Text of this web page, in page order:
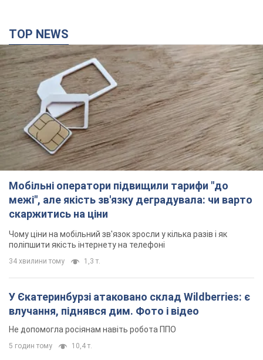
Мобільні оператори підвищили тарифи "до
межі", але якість зв'язку деградувала: чи варто
скаржитись на ціни
Чому ціни на мобільний зв'язок зросли у кілька разів і як
поліпшити якість інтернету на телефоні
34 хвилини тому 1,3 т.
У Єкатеринбурзі атаковано склад Wildberries: є
влучання, піднявся дим. Фото і відео
Не допомогла росіянам навіть робота ППО
5 годин тому 10,4 т.
"Чудовий батько": у мережі розповіли про
чоловіка, якого Росія убила ударом по
Броварах. Фото
Чоловіка згадують як професіонала своєї справи
3 години тому 3,1 т.